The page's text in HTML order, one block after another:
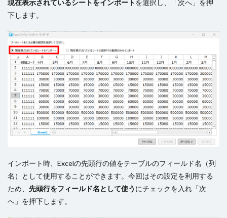
現在表示されているシートをインポートを選択し、「次へ」を押
下します。
インポート時、Excelの先頭行の値をテーブルのフィールド名（列
名）として使用することができます。今回はその設定を利用する
ため、 先頭行をフィールド名として使う にチェックを入れ「次
へ」を押下します。